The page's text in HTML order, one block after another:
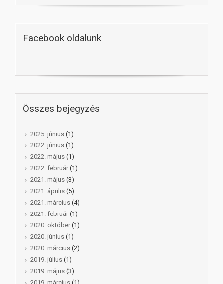
Facebook oldalunk
Összes bejegyzés
2025. június (1)
2022. június (1)
2022. május (1)
2022. február (1)
2021. május (3)
2021. április (5)
2021. március (4)
2021. február (1)
2020. október (1)
2020. június (1)
2020. március (2)
2019. július (1)
2019. május (3)
2019. március (1)